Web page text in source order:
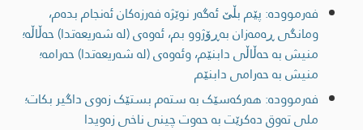
فەرموودە: پێم بڵێ ئەگەر نوێژە فەرزەکان ئەنجام بدەم،
ومانگى ڕەمەزان بەڕۆژوو بم، ئەوەى (لە شەریعەتدا) حەڵاڵە؛
منیش بە حەڵاڵی دابنێم، وئەوەى (لە شەریعەتدا) حەرامە؛
منیش بە حەرامی دابنێم
فەرموودە: هەرکەسێک بە ستەم بستێک زەوی داگیر بکات؛
ملی تەوق دەکرێت بە حەوت چینی ناخی زەویدا